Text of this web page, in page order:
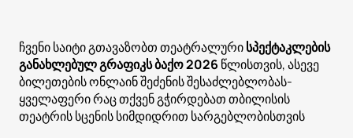
ჩვენი საიტი გთავაზობთ თეატრალურისპექტაკლების
განახლებულ გრაფიკს ბაქო 2026 წლისთვის, ასევე
ბილეთების ონლაინ შეძენის შესაძლებლობას-
ყველაფერი რაც თქვენ გჭირდებათ თბილისის
თეატრის სცენის სიმდიდრით სარგებლობისთვის